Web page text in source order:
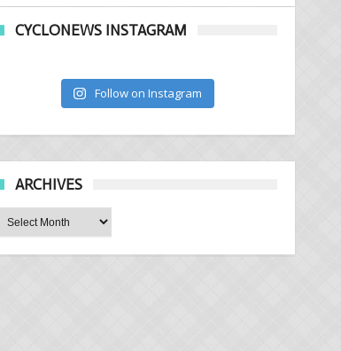
CYCLONEWS INSTAGRAM
Follow on Instagram
ARCHIVES
Archives